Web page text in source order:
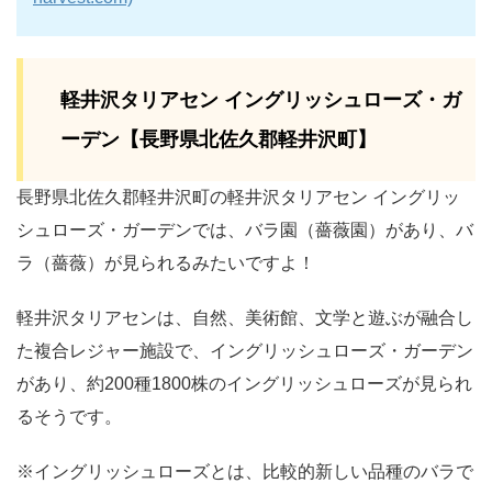
軽井沢タリアセン イングリッシュローズ・ガ
ーデン【長野県北佐久郡軽井沢町】
長野県北佐久郡軽井沢町の軽井沢タリアセン イングリッ
シュローズ・ガーデンでは、バラ園（薔薇園）があり、バ
ラ（薔薇）が見られるみたいですよ！
軽井沢タリアセンは、自然、美術館、文学と遊ぶが融合し
た複合レジャー施設で、イングリッシュローズ・ガーデン
があり、約200種1800株のイングリッシュローズが見られ
るそうです。
※イングリッシュローズとは、比較的新しい品種のバラで